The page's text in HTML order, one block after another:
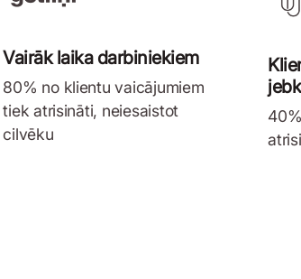
Vairāk laika darbiniekiem
80% no klientu vaicājumiem
tiek atrisināti, neiesaistot
cilvēku